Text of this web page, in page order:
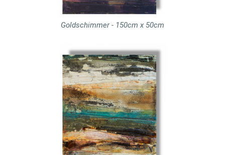
Goldschimmer - 150cm x 50cm